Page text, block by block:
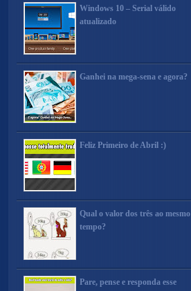
Windows 10 – Serial válido
atualizado
Ganhei na mega-sena e agora?
Feliz Primeiro de Abril :)
Qual o valor dos três ao mesmo
tempo?
Pare, pense e responda esse